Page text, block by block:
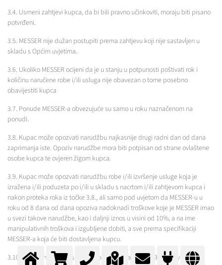
3.4. Usmeni zahtjevi kupca, da bi bili pravno učinkoviti, moraju biti pisano
potvrđeni.
3.5. MESSER nije dužan postupiti prema zahtjevu koji nije sastavljen u
skladu s Općim uvjetima.
3.6. Ukoliko MESSER ocijeni da je u stanju u potpunosti poštivati rok i
količinu naručene robe i/ili usluga nije obavezan o tome posebno
obavijestiti kupca
3.7. Ponude MESSER-a obvezujuće su samo u roku naznačenom na
ponudi.
3.8. Kupac može opozvati narudžbu najkasnije drugi radni dan od dana
zaprimanja iste. Opoziv narudžbe mora biti potpisan od strane ovlaštene
osobe kupca te ovjeren žigom kupca.
3.9. Kupac može opozvati narudžbu robe i/ili izvršenje usluge koja je
izražena i/ili poduzeta po i/ili u skladu s nacrtom i/ili zahtjevom kupca i
nakon proteka roka iz točke 3.8., ali samo pod uvjetom da MESSER-u u
roku od 8 dana od dana opoziva nadoknadi troškove koje je MESSER imao
u svezi takove narudžbe, kao i daljnji iznos u visini od 10%, a na ime
manipulativnih troškova i izgubljene dobiti, a sve prema specifikaciji
MESSER-a koja će biti dostavljena kupcu.
3.10. Opoziv narudžbe suprotan odredbama 3.8. i/ili 3.9. nije valjan i